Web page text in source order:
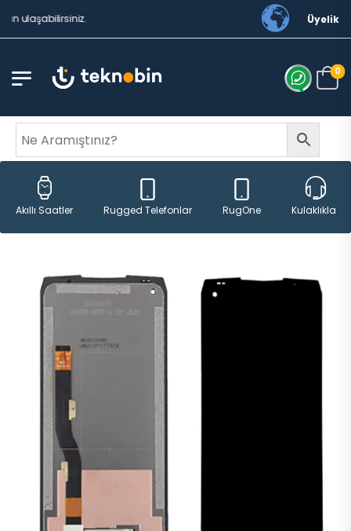
Üyelik
0
Akıllı Saatler Rugged Telefonlar RugOne Kulaklıklar